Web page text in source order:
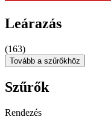
Leárazás
(163)
Tovább a szűrőkhöz
Szűrők
Rendezés